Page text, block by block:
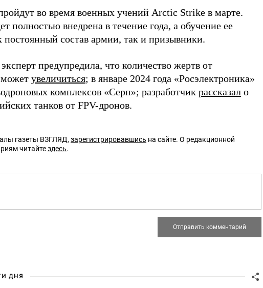
во время военных учений Arctic Strike в марте.
полностью внедрена в течение года, а обучение ее
состав армии, так и призывники.
предупредила, что количество жертв от
может увеличиться; в январе 2024 года «Росэлектроника»
комплексов «Серп»; разработчик рассказал о
танков от FPV-дронов.
газеты ВЗГЛЯД, зарегистрировавшись на сайте. О редакционной
читайтездесь.
ДНЯ